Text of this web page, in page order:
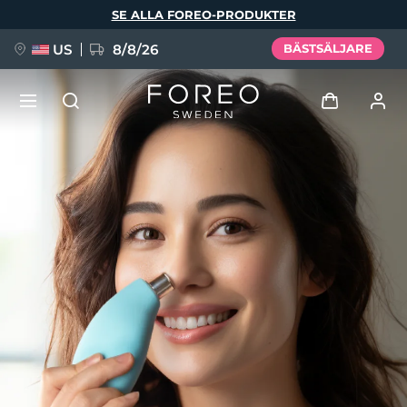
SE ALLA FOREO-PRODUKTER
US 8/8/26 BÄSTSÄLJARE
Logga in
Användarprofil
Mina enheter
Mina beställningar
Mina adresser
Mina prenumerationer
NYHET
FAQ™ Pure Beauty-Tech Elixir
BREAKING NEWS
issa™ Teeth Whitening Set
Språk
English Deutsch
Español
Français
Italiano
Português
Polski
Svenska
Русский
Türkçe
简体中文 繁體中文